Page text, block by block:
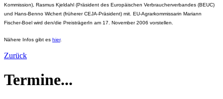
Kommission), Rasmus Kjeldahl (Präsident des Europäischen Verbraucherverbandes (BEUC)
und Hans-Benno Wichert (früherer CEJA-Präsident) mit. EU-Agrarkommissarin Mariann
Fischer-Boel wird den/die PreisträgerIn am 17. November 2006 vorstellen.
Nähere Infos gibt es hier.
Zurück
Termine...